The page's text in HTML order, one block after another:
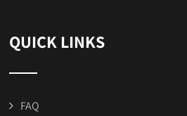
QUICK LINKS
FAQ